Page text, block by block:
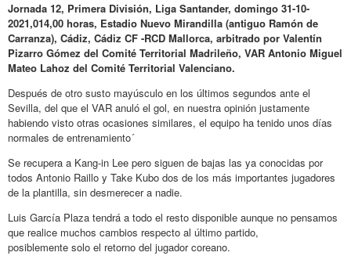
Jornada 12, Primera División, Liga Santander, domingo 31-10-
2021,014,00 horas, Estadio Nuevo Mirandilla (antiguo Ramón de
Carranza), Cádiz, Cádiz CF -RCD Mallorca, arbitrado por Valentín
Pizarro Gómez del Comité Territorial Madrileño, VAR Antonio Miguel
Mateo Lahoz del Comité Territorial Valenciano.
Después de otro susto mayúsculo en los últimos segundos ante el
Sevilla, del que el VAR anuló el gol, en nuestra opinión justamente
habiendo visto otras ocasiones similares, el equipo ha tenido unos días
normales de entrenamiento´
Se recupera a Kang-in Lee pero siguen de bajas las ya conocidas por
todos Antonio Raillo y Take Kubo dos de los más importantes jugadores
de la plantilla, sin desmerecer a nadie.
Luis García Plaza tendrá a todo el resto disponible aunque no pensamos
que realice muchos cambios respecto al último partido,
posiblemente solo el retorno del jugador coreano.